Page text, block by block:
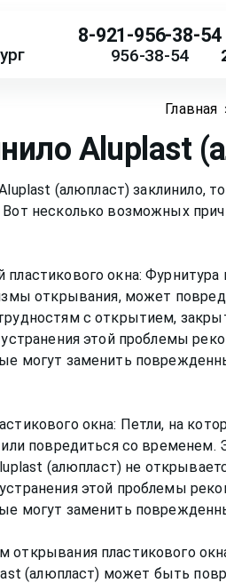
8-921-956-38-54
956-38-54
Главная
Aluplast
(алюпласт) заклинило,
несколько возможных
окна: Фурнитура
открывания, может
с открытием,
этой проблемы
могут заменить
окна: Петли, на
или повредиться со
(алюпласт) не
этой проблемы
могут заменить
открывания пластикового
(алюпласт) может быть